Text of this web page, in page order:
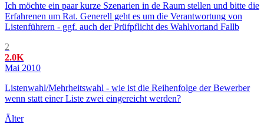
Ich möchte ein paar kurze Szenarien in de Raum stellen und bitte die
Erfahrenen um Rat. Generell geht es um die Verantwortung von
Listenführern - ggf. auch der Prüfpflicht des Wahlvortand Fallb
2
2.0K
Mai 2010
Listenwahl/Mehrheitswahl - wie ist die Reihenfolge der Bewerber
wenn statt einer Liste zwei eingereicht werden?
Älter